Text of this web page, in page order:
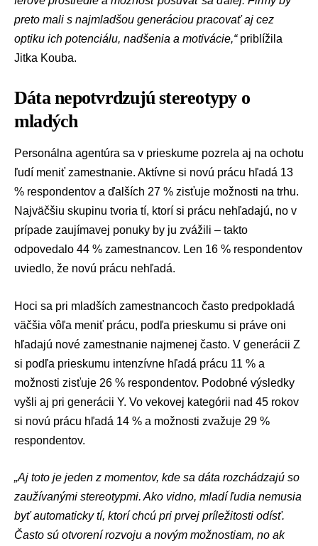
preto mali s najmladšou generáciou pracovať aj cez
optiku ich potenciálu, nadšenia a motivácie,“priblížila
Jitka Kouba.
Dáta nepotvrdzujú stereotypy o
mladých
Personálna agentúra sa v prieskume pozrela aj na ochotu
ľudí meniť zamestnanie. Aktívne si novú prácu hľadá 13
% respondentov a ďalších 27 % zisťuje možnosti na trhu.
Najväčšiu skupinu tvoria tí, ktorí si prácu nehľadajú, no v
prípade zaujímavej ponuky by ju zvážili – takto
odpovedalo 44 % zamestnancov. Len 16 % respondentov
uviedlo, že novú prácu nehľadá.
Hoci sa pri mladších zamestnancoch často predpokladá
väčšia vôľa meniť prácu, podľa prieskumu si práve oni
hľadajú nové zamestnanie najmenej často. V generácii Z
si podľa prieskumu intenzívne hľadá prácu 11 % a
možnosti zisťuje 26 % respondentov. Podobné výsledky
vyšli aj pri generácii Y. Vo vekovej kategórii nad 45 rokov
si novú prácu hľadá 14 % a možnosti zvažuje 29 %
respondentov.
„Aj toto je jeden z momentov, kde sa dáta rozchádzajú so
zaužívanými stereotypmi. Ako vidno, mladí ľudia nemusia
byť automaticky tí, ktorí chcú pri prvej príležitosti odísť.
Často sú otvorení rozvoju a novým možnostiam, no ak